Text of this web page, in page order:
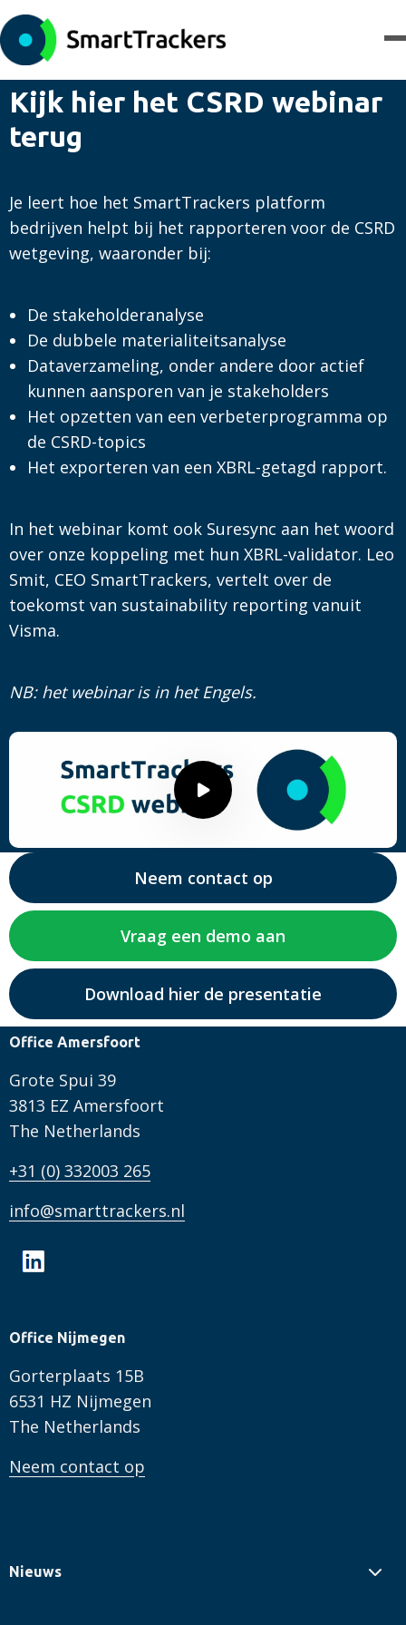
Kijk hier het CSRD webinar
terug
Je leert hoe het SmartTrackers platform
bedrijven helpt bij het rapporteren voor de CSRD
wetgeving, waaronder bij:
De stakeholderanalyse
De dubbele materialiteitsanalyse
Dataverzameling, onder andere door actief
kunnen aansporen van je stakeholders
Het opzetten van een verbeterprogramma op
de CSRD-topics
Het exporteren van een XBRL-getagd rapport.
In het webinar komt ook Suresync aan het woord
over onze koppeling met hun XBRL-validator. Leo
Smit, CEO SmartTrackers, vertelt over de
toekomst van sustainability reporting vanuit
Visma.
NB: het webinar is in het Engels.
Speel
video
Neem contact op
Vraag een demo aan
Download hier de presentatie
Office Amersfoort
Grote Spui 39
3813 EZ Amersfoort
The Netherlands
+31 (0) 332003 265
info@smarttrackers.nl
Office Nijmegen
Gorterplaats 15B
6531 HZ Nijmegen
The Netherlands
Neem contact op
Nieuws